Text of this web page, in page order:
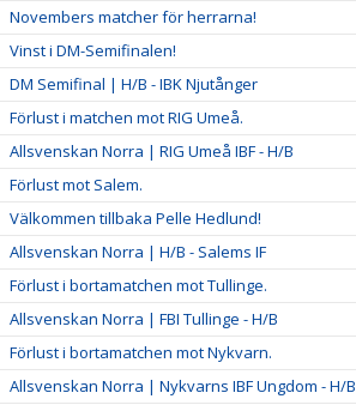
Novembers matcher för herrarna!
Vinst i DM-Semifinalen!
DM Semifinal | H/B - IBK Njutånger
Förlust i matchen mot RIG Umeå.
Allsvenskan Norra | RIG Umeå IBF - H/B
Förlust mot Salem.
Välkommen tillbaka Pelle Hedlund!
Allsvenskan Norra | H/B - Salems IF
Förlust i bortamatchen mot Tullinge.
Allsvenskan Norra | FBI Tullinge - H/B
Förlust i bortamatchen mot Nykvarn.
Allsvenskan Norra | Nykvarns IBF Ungdom - H/B